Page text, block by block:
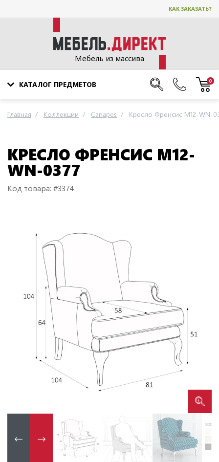
КАК ЗАКАЗАТЬ?
Мебель из массива
КАТАЛОГ ПРЕДМЕТОВ 0
Главная Коллекции Canapes Кресло Френсис M12-WN-
КРЕСЛО ФРЕНСИС M12-
WN-0377
Код товара: #3374